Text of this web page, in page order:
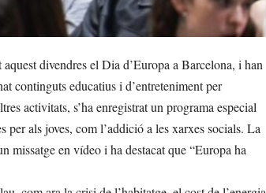
divendres el Dia d’Europa a Barcelona, i han
continguts educatius i d’entreteniment per
activitats, s’ha enregistrat un programa especial
als joves, com l’addició a les xarxes socials. La
missatge en vídeo i ha destacat que “Europa ha